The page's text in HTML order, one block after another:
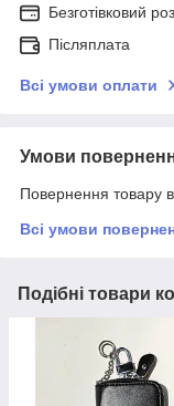
Безготівковий
Післяплата
Всі умови оплати
Умови
Повернення товару
Всі умови
Подібні товари